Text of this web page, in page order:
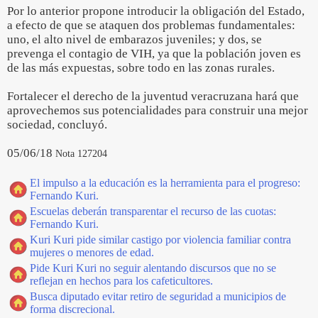
Por lo anterior propone introducir la obligación del Estado,
a efecto de que se ataquen dos problemas fundamentales:
uno, el alto nivel de embarazos juveniles; y dos, se
prevenga el contagio de VIH, ya que la población joven es
de las más expuestas, sobre todo en las zonas rurales.
Fortalecer el derecho de la juventud veracruzana hará que
aprovechemos sus potencialidades para construir una mejor
sociedad, concluyó.
05/06/18 Nota 127204
El impulso a la educación es la herramienta para el progreso:
Fernando Kuri.
Escuelas deberán transparentar el recurso de las cuotas:
Fernando Kuri.
Kuri Kuri pide similar castigo por violencia familiar contra
mujeres o menores de edad.
Pide Kuri Kuri no seguir alentando discursos que no se
reflejan en hechos para los cafeticultores.
Busca diputado evitar retiro de seguridad a municipios de
forma discrecional.